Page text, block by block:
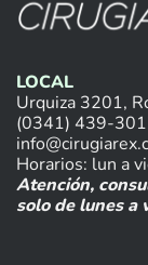
LOCAL
Urquiza 3201,
(0341) 439-
Horarios: lun a
Atención,
solo de lunes a